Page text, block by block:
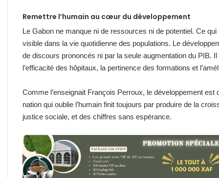
Remettre l’humain au cœur du développement
Le Gabon ne manque ni de ressources ni de potentiel. Ce
visible dans la vie quotidienne des populations. Le
de discours prononcés ni par la seule augmentation du PIB.
l’efficacité des hôpitaux, la pertinence des formations et
Comme l’enseignait François Perroux, le développement est
nation qui oublie l’humain finit toujours par produire de la
justice sociale, et des chiffres sans espérance.